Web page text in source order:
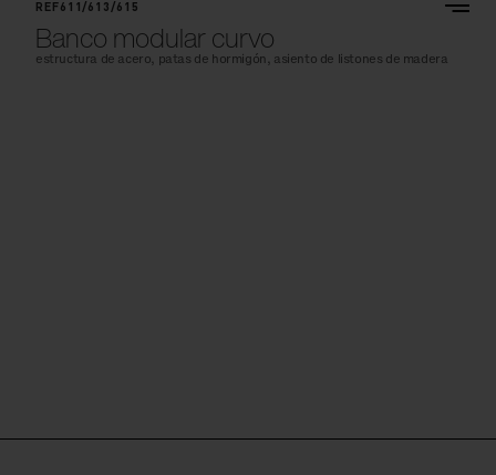
REF611/613/615
Banco modular curvo
estructura de acero, patas de hormigón, asiento de listones de madera